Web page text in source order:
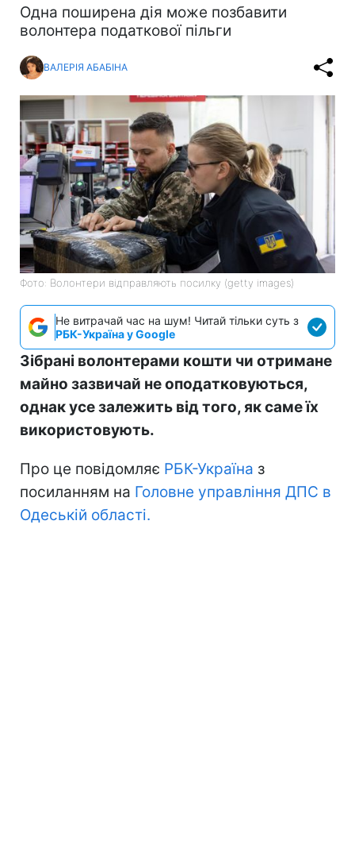
Одна поширена дія може позбавити
волонтера податкової пільги
ВАЛЕРІЯ АБАБІНА
Фото: Волонтери відправляють посилку (getty images)
Не витрачай час на шум! Читай тільки суть з
РБК-Україна у Google
Зібрані волонтерами кошти чи отримане
майно зазвичай не оподатковуються,
однак усе залежить від того, як саме їх
використовують.
Про це повідомляє РБК-Україна з
посиланням на Головне управління ДПС в
Одеській області.